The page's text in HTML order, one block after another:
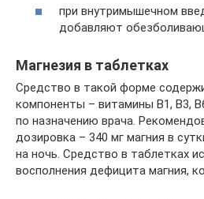
при внутримышечном
добавляют
Магнезия в таблетках
Средство в такой форме
компоненты – витамины В1, В3,
по назначению врача.
дозировка – 340 мг магния в
на ночь. Средство в таблетках
восполнения дефицита магния,